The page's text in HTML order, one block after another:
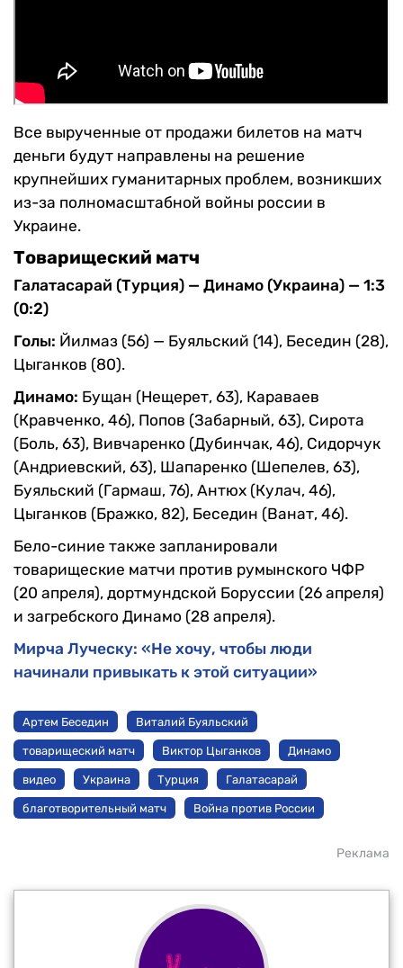
Все вырученные от продажи билетов на матч
деньги будут направлены на решение
крупнейших гуманитарных проблем, возникших
из-за полномасштабной войны россии в
Украине.
Товарищеский матч
Галатасарай (Турция) — Динамо (Украина) — 1:3
(0:2)
Голы: Йилмаз (56) — Буяльский (14), Беседин (28),
Цыганков (80).
Динамо: Бущан (Нещерет, 63), Караваев
(Кравченко, 46), Попов (Забарный, 63), Сирота
(Боль, 63), Вивчаренко (Дубинчак, 46), Сидорчук
(Андриевский, 63), Шапаренко (Шепелев, 63),
Буяльский (Гармаш, 76), Антюх (Кулач, 46),
Цыганков (Бражко, 82), Беседин (Ванат, 46).
Бело-синие также запланировали
товарищеские матчи против румынского ЧФР
(20 апреля), дортмундской Боруссии (26 апреля)
и загребского Динамо (28 апреля).
Мирча Луческу: «Не хочу, чтобы люди
начинали привыкать к этой ситуации»
Артем Беседин Виталий Буяльский
товарищеский матч Виктор Цыганков Динамо
видео Украина Турция Галатасарай
благотворительный матч Война против России
Реклама